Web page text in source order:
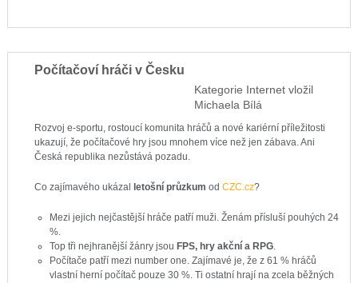
Počítačoví hráči v Česku
Kategorie Internetvložil
Michaela Bílá
Rozvoj e-sportu, rostoucí komunita hráčů a nové kariérní příležitosti
ukazují, že počítačové hry jsou mnohem více než jen zábava. Ani
Česká republika nezůstává pozadu.
Co zajímavého ukázal letošní průzkum od CZC.cz?
Mezi jejich nejčastější hráče patří muži. Ženám přísluší pouhých 24
%.
Top tři nejhranější žánry jsou FPS, hry akční a RPG.
Počítače patří mezi number one. Zajímavé je, že z 61 % hráčů
vlastní herní počítač pouze 30 %. Ti ostatní hrají na zcela běžných